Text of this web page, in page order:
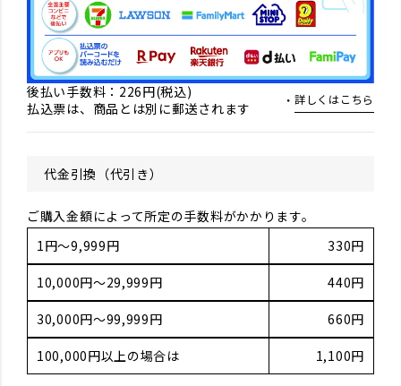
後払い手数料：226円(税込)
払込票は、商品とは別に郵送されます
詳しくはこちら
代金引換（代引き）
ご購入金額によって所定の手数料がかかります。
1円～9,999円
330円
10,000円～29,999円 440円
30,000円～99,999円 660円
100,000円以上の場合は 1,100円